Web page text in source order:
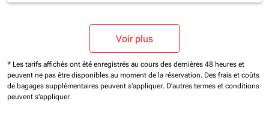
Voir plus
* Les tarifs affichés ont été enregistrés au cours des dernières 48 heures et
peuvent ne pas être disponibles au moment de la réservation. Des frais et coûts
de bagages supplémentaires peuvent s'appliquer. D'autres termes et conditions
peuvent s'appliquer